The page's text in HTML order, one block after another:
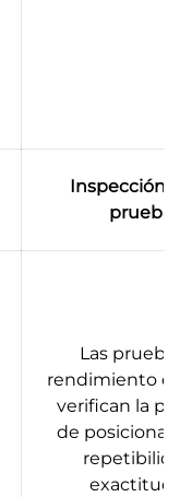
Inspección
pruebas
Las
rendimiento
verifican la
de
exactitud